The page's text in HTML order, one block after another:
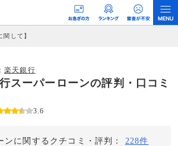
関して】
が支払われるという収益モデルです。 ただし、特定の
はなく、当編集部の調査／ユーザーへの口コミ収集な
た情報提供を行っています。
楽天銀行
スーパーローンの評判・口コミ
3.6
ンに関するクチコミ・評判： 228件